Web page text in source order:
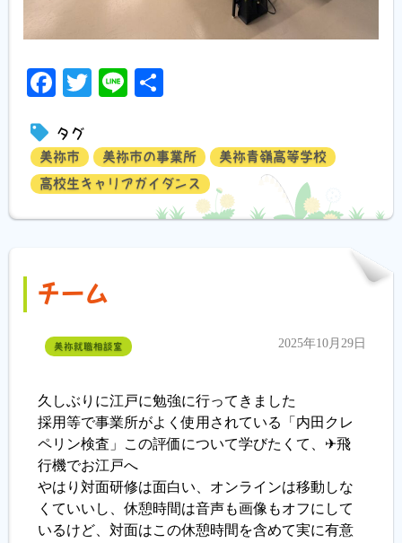
Facebook
Twitter
Line
タグ
美祢市 美祢市の事業所
美祢青嶺高等学校
高校生キャリアガイダンス
チーム
美祢就職相談室 2025年10月29日
久しぶりに江戸に勉強に行ってきました
採用等で事業所がよく使用されている「内田クレ
ペリン検査」この評価について学びたくて、✈飛
行機でお江戸へ
やはり対面研修は面白い、オンラインは移動しな
くていいし、休憩時間は音声も画像もオフにして
いるけど、対面はこの休憩時間を含めて実に有意